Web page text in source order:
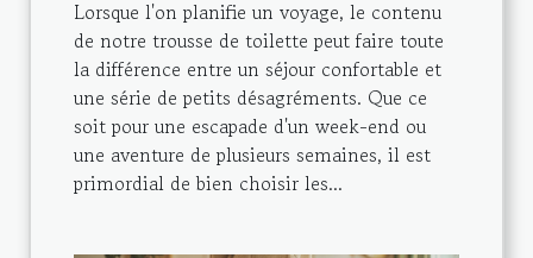
Lorsque l'on planifie un voyage, le contenu
de notre trousse de toilette peut faire toute
la différence entre un séjour confortable et
une série de petits désagréments. Que ce
soit pour une escapade d'un week-end ou
une aventure de plusieurs semaines, il est
primordial de bien choisir les...